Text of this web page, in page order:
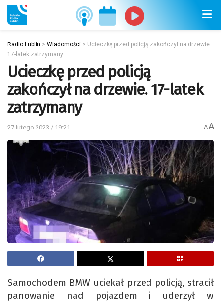
Radio Lublin > Wiadomości > Ucieczkę przed policją zakończył na drzewie.
17-latek zatrzymany
Ucieczkę przed policją
zakończył na drzewie. 17-latek
zatrzymany
27 lutego 2023 / 19:21 AA
Samochodem BMW uciekał przed policją, stracił
panowanie nad pojazdem i uderzył w